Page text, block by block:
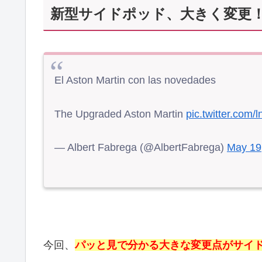
新型サイドポッド、大きく変更
El Aston Martin con las novedades
The Upgraded Aston Martin pic.twitter.com/
— Albert Fabrega (@AlbertFabrega) May
今回、パッと見で分かる大きな変更点がサイ